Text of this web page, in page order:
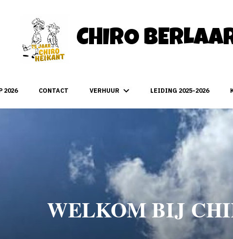
CHIRO
2026 CONTACT VERHUUR LEIDING 2025-2026
WELKOM BIJ